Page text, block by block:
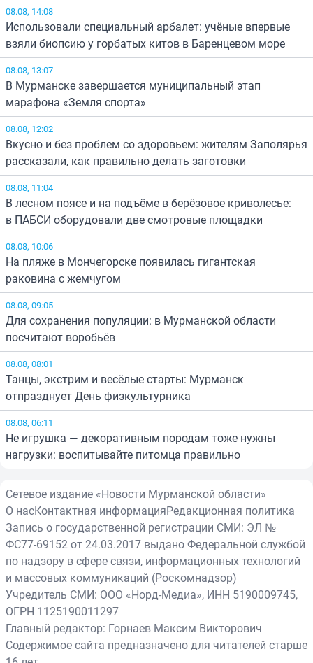
08.08, 14:08
Использовали специальный арбалет: учёные впервые
взяли биопсию у горбатых китов в Баренцевом море
08.08, 13:07
В Мурманске завершается муниципальный этап
марафона «Земля спорта»
08.08, 12:02
Вкусно и без проблем со здоровьем: жителям Заполярья
рассказали, как правильно делать заготовки
08.08, 11:04
В лесном поясе и на подъёме в берёзовое криволесье:
в ПАБСИ оборудовали две смотровые площадки
08.08, 10:06
На пляже в Мончегорске появилась гигантская
раковина с жемчугом
08.08, 09:05
Для сохранения популяции: в Мурманской области
посчитают воробьёв
08.08, 08:01
Танцы, экстрим и весёлые старты: Мурманск
отпразднует День физкультурника
08.08, 06:11
Не игрушка — декоративным породам тоже нужны
нагрузки: воспитывайте питомца правильно
Сетевое издание «Новости Мурманской области»
О насКонтактная информацияРедакционная политика
Запись о государственной регистрации СМИ: ЭЛ №
ФС77-69152 от 24.03.2017 выдано Федеральной службой
по надзору в сфере связи, информационных технологий
и массовых коммуникаций (Роскомнадзор)
Учредитель СМИ: ООО «Норд-Медиа», ИНН 5190009745,
ОГРН 1125190011297
Главный редактор: Горнаев Максим Викторович
Содержимое сайта предназначено для читателей старше